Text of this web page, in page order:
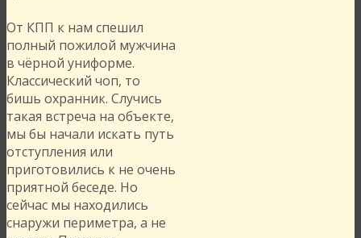
От КПП к нам спешил
полный пожилой мужчина
в чёрной униформе.
Классический чоп, то
бишь охранник. Случись
такая встреча на объекте,
мы бы начали искать путь
отступления или
приготовились к не очень
приятной беседе. Но
сейчас мы находились
снаружи периметра, а не